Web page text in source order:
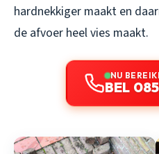
hardnekkiger maakt en
de afvoer heel vies maakt.
NU
BEL